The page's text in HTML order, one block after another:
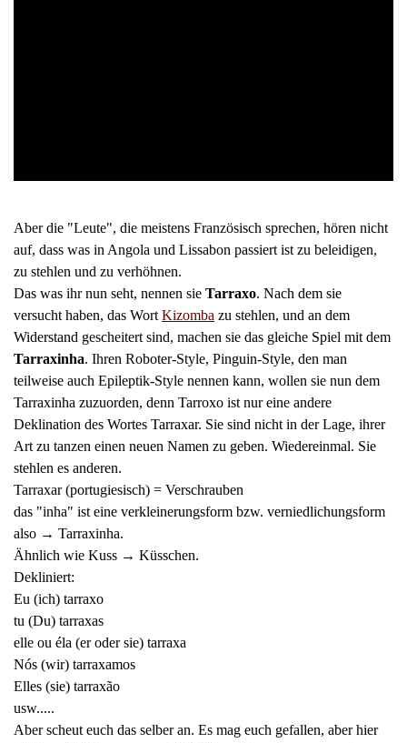
Aber die "Leute", die meistens Französisch sprechen, hören nicht
auf, dass was in Angola und Lissabon passiert ist zu beleidigen,
zu stehlen und zu verhöhnen.
Das was ihr nun seht, nennen sie Tarraxo. Nach dem sie
versucht haben, das WortKizomba zu stehlen, und an dem
Widerstand gescheitert sind, machen sie das gleiche Spiel mit dem
Tarraxinha. Ihren Roboter-Style, Pinguin-Style, den man
teilweise auch Epileptik-Style nennen kann, wollen sie nun dem
Tarraxinha zuzuorden, denn Tarroxo ist nur eine andere
Deklination des Wortes Tarraxar. Sie sind nicht in der Lage, ihrer
Art zu tanzen einen neuen Namen zu geben. Wiedereinmal. Sie
stehlen es anderen.
Tarraxar (portugiesisch) = Verschrauben
das "inha" ist eine verkleinerungsform bzw. verniedlichungsform
also → Tarraxinha.
Ähnlich wie Kuss → Küsschen.
Dekliniert:
Eu (ich) tarraxo
tu (Du) tarraxas
elle ou éla (er oder sie) tarraxa
Nós (wir) tarraxamos
Elles (sie) tarraxão
usw.....
Aber scheut euch das selber an. Es mag euch gefallen, aber hier